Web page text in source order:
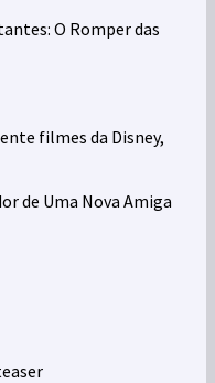
O Romper das
filmes da Disney,
de Uma Nova Amiga